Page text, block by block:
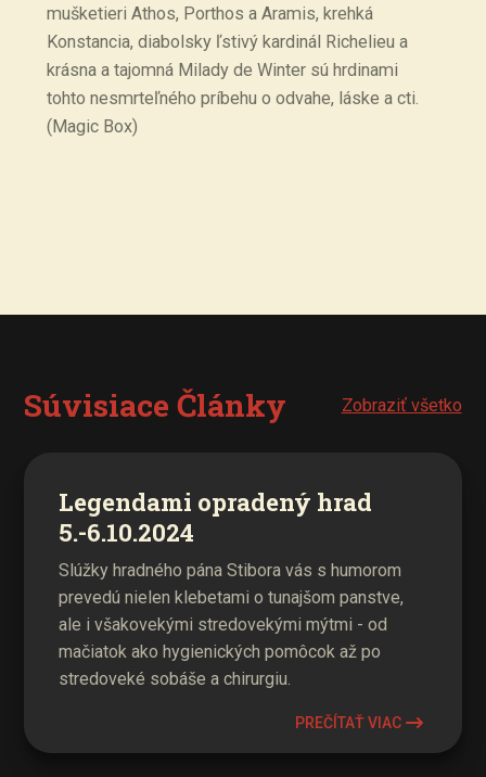
mušketieri Athos, Porthos a Aramis, krehká
Konstancia, diabolsky ľstivý kardinál Richelieu a
krásna a tajomná Milady de Winter sú hrdinami
tohto nesmrteľného príbehu o odvahe, láske a cti.
(Magic Box)
Súvisiace Články Zobraziť všetko
Legendami opradený hrad
5.-6.10.2024
Slúžky hradného pána Stibora vás s humorom
prevedú nielen klebetami o tunajšom panstve,
ale i všakovekými stredovekými mýtmi - od
mačiatok ako hygienických pomôcok až po
stredoveké sobáše a chirurgiu.
PREČÍTAŤ VIAC